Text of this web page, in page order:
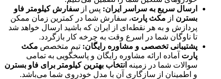
ارسال سریع به سراسر ایران: پس از سفارش کیلومتر فاو
بسترن از مکث پارت، سفارش شما در کمترین زمان ممکن
پردازش و به هر نقطه‌ای از ایران که باشید ارسال خواهد شد
تا ناوگان شما در اسرع وقت به چرخه کار بازگردد.
پشتیبانی تخصصی و مشاوره رایگان: تیم متخصص مکث
پارت آماده ارائه مشاوره رایگان و پاسخگویی به تمامی
سوالات شما در زمینه انتخاب بهترین کیلومتر برای فاو بسترن
و اطمینان از سازگاری آن با مدل خودروی شما می‌باشد.